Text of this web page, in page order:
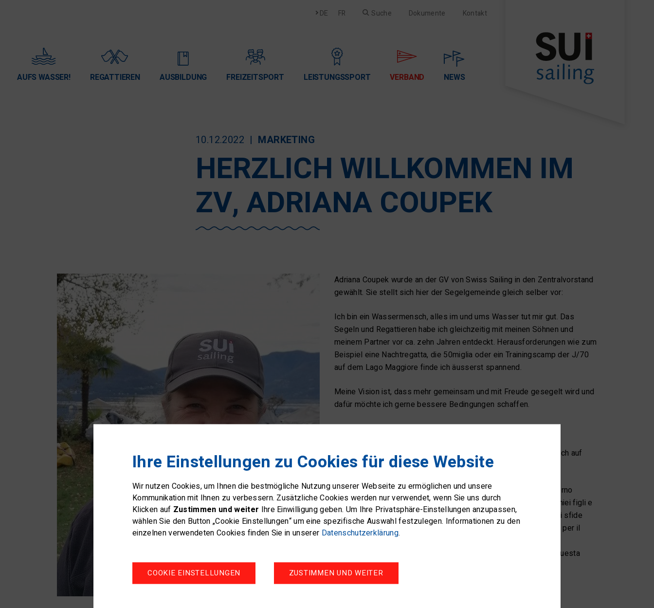
Deutsch
DE Français
FR Suche Dokumente Kontakt
AUFS WASSER! REGATTIEREN AUSBILDUNG FREIZEITSPORT LEISTUNGSSPORT VERBAND NEWS
10.12.2022 MARKETING
HERZLICH WILLKOMMEN IM
ZV, ADRIANA COUPEK
Adriana Coupek wurde an der GV von Swiss Sailing in den Zentralvorstand
gewählt. Sie stellt sich hier der Segelgemeinde gleich selber vor:
Ich bin ein Wassermensch, alles im und ums Wasser tut mir gut. Das
Segeln und Regattieren habe ich gleichzeitig mit meinen Söhnen und
meinem Partner vor ca. zehn Jahren entdeckt. Herausforderungen wie zum
Beispiel eine Nachtregatta, die 50miglia oder ein Trainingscamp der J/70
auf dem Lago Maggiore finde ich äusserst spannend.
Meine Vision ist, dass mehr gemeinsam und mit Freude gesegelt wird und
dafür möchte ich gerne bessere Bedingungen schaffen.
Die ebenfalls Italienisch sprechende Adriana stellt sich gerne auch auf
Italienisch vor:
Sono una persona che ama l'acqua, tutto ciò che è in acqua e intorno
all'acqua mi fa bene. Ho scoperto la vela e le regate insieme ai miei figli e
al mio compagno circa 10 anni fa. Trovo estremamente stimolanti sfide
come una regata notturna, la 50miglia o un campo di allenamento per il
J/70 sul Lago Maggiore o come ufficiale di regata.
La mia visione è che si faccia più vela insieme e con gioia. Per questa
ragione vorrei creare delle condizioni migliori.
Let's communicate.
Ihre Einstellungen zu Cookies für diese Website
Wir nutzen Cookies, um Ihnen die bestmögliche Nutzung unserer Webseite zu ermöglichen und unsere
Kommunikation mit Ihnen zu verbessern. Zusätzliche Cookies werden nur verwendet, wenn Sie uns durch
Klicken auf Zustimmen und weiter Ihre Einwilligung geben. Um Ihre Privatsphäre-Einstellungen anzupassen,
wählen Sie den Button „Cookie Einstellungen“ um eine spezifische Auswahl festzulegen. Informationen zu den
einzelnen verwendeten Cookies finden Sie in unserer Datenschutzerklärung.
COOKIE EINSTELLUNGEN ZUSTIMMEN UND WEITER